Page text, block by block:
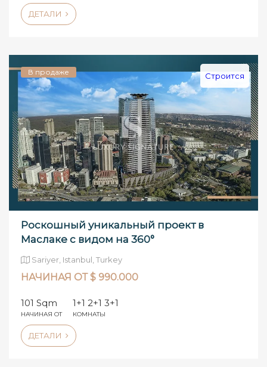
ДЕТАЛИ
В продаже Строится
Роскошный уникальный проект в
Маслаке с видом на 360°
Sariyer, Istanbul, Turkey
НАЧИНАЯ ОТ $ 990.000
101 Sqm
НАЧИНАЯ ОТ
1+1 2+1 3+1
КОМНАТЫ
ДЕТАЛИ